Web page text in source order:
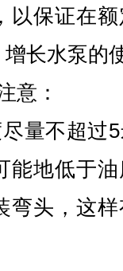
以保证在
长水泵的
意：
量不超过
能地低于
弯头，这